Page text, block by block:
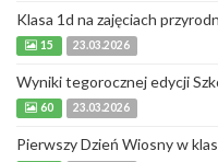
Klasa 1d na zajęciach
15 23.03.2026
Wyniki tegorocznej edycji
60 23.03.2026
Pierwszy Dzień Wiosny w